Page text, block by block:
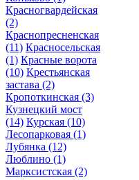
Красногвардейская
(2)
Краснопресненская
(11) Красносельская
(1) Красные ворота
(10) Крестьянская
застава (2)
Кропоткинская (3)
Кузнецкий мост
(14) Курская (10)
Лесопарковая (1)
Лубянка (12)
Люблино (1)
Марксистская (2)